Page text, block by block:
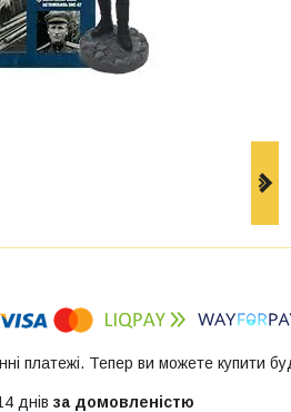
платежі. Тепер ви можете купити
днів за домовленістю